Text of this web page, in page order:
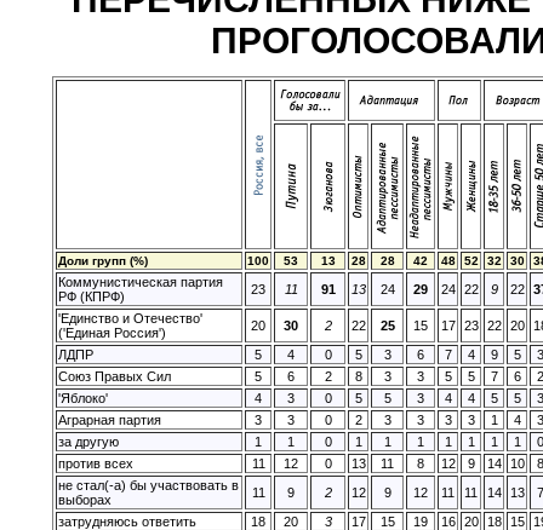
ПРОГОЛОСОВАЛИ?
Доли групп (%) 100 53 13 28 28 42 48 52 32 30
Коммунистическая партия
РФ (КПРФ)
23 11 91 13 24 29 24 22 9 22
'Единство и Отечество'
('Единая Россия')
20 30 2 22 25 15 17 23 22 20
ЛДПР
5 4 0 5 3 6 7 4 9 5
3
Союз Правых Сил
5 6 2 8 3 3 5 5 7 6
2
'Яблоко'
4 3 0 5 5 3 4 4 5 5
3
Аграрная партия
3 3 0 2 3 3 3 3 1 4
3
за другую
1 1 0 1 1 1 1 1 1 1
0
против всех
11 12 0 13 11 8 12 9 14 10
8
не стал(-а) бы участвовать в
выборах
11 9 2 12 9 12 11 11 14 13
7
затрудняюсь ответить
18 20 3 17 15 19 16 20 18 15